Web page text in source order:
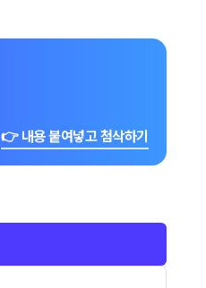
👉 내용 붙여넣고 첨삭하기